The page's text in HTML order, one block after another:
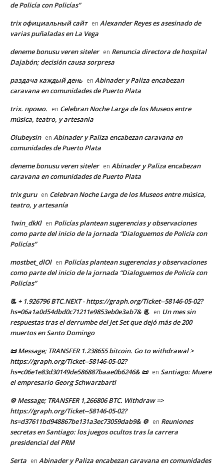
de Policía con Policías”
trix официальный сайт en Alexander Reyes es asesinado de
varias puñaladas en La Vega
deneme bonusu veren siteler en Renuncia directora de hospital
Dajabón; decisión causa sorpresa
раздача каждый день en Abinader y Paliza encabezan
caravana en comunidades de Puerto Plata
trix. промо. en Celebran Noche Larga de los Museos entre
música, teatro, y artesanía
Olubeysin en Abinader y Paliza encabezan caravana en
comunidades de Puerto Plata
deneme bonusu veren siteler en Abinader y Paliza encabezan
caravana en comunidades de Puerto Plata
trix guru en Celebran Noche Larga de los Museos entre música,
teatro, y artesanía
1win_dkKl en Policías plantean sugerencias y observaciones
como parte del inicio de la jornada “Dialoguemos de Policía con
Policías”
mostbet_dlOl en Policías plantean sugerencias y observaciones
como parte del inicio de la jornada “Dialoguemos de Policía con
Policías”
📃 + 1.926796 BTC.NEXT - https://graph.org/Ticket--58146-05-02?
hs=06a1a0d54dbd0c71211e9853eb0e3ab7& 📃 en Un mes sin
respuestas tras el derrumbe del Jet Set que dejó más de 200
muertos en Santo Domingo
📜 Message; TRANSFER 1.238655 bitcoin. Go to withdrawal >
https://graph.org/Ticket--58146-05-02?
hs=c06e1e83d30149de586887baae0b6246& 📜 en Santiago: Muere
el empresario Georg Schwarzbartl
⚙ Message; TRANSFER 1,266806 BTC. Withdraw =>
https://graph.org/Ticket--58146-05-02?
hs=d37611bd948867be131a3ec73059dab9& ⚙ en Reuniones
secretas en Santiago: los juegos ocultos tras la carrera
presidencial del PRM
Serta en Abinader y Paliza encabezan caravana en comunidades